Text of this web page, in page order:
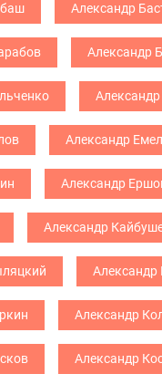
Александр
Александр
Александр
Александр
Александр
Александр
Александр
Александр
Александр